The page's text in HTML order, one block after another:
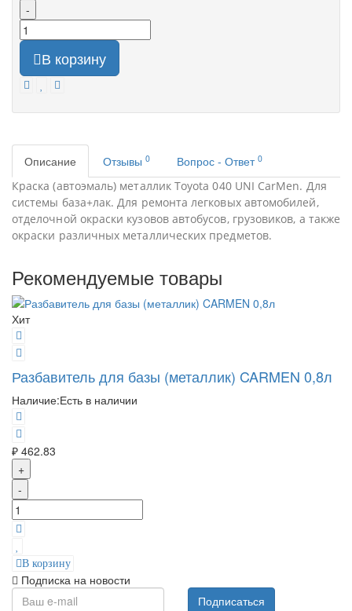
-
В корзину
Описание Отзывы 0 Вопрос - Ответ 0
Краска (автоэмаль) металлик Toyota 040 UNI CarMen. Для
системы база+лак. Для ремонта легковых автомобилей,
отделочной окраски кузовов автобусов, грузовиков, а также
окраски различных металлических предметов.
Рекомендуемые товары
Хит
Разбавитель для базы (металлик) CARMEN 0,8л
Наличие:Есть в наличии
₽ 462.83
+
-
В корзину
Подписка на новости
Подписаться